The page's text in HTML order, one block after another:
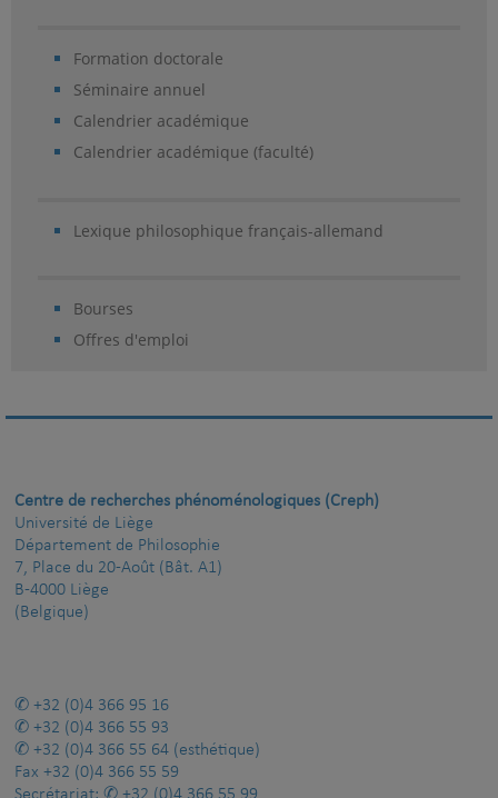
Formation doctorale
Séminaire annuel
Calendrier académique
Calendrier académique (faculté)
Lexique philosophique français-allemand
Bourses
Offres d'emploi
Centre de recherches phénoménologiques (Creph)
Université de Liège
Département de Philosophie
7, Place du 20-Août (Bât. A1)
B-4000 Liège
(Belgique)
+32 (0)4 366 95 16
+32 (0)4 366 55 93
+32 (0)4 366 55 64 (esthétique)
Fax +32 (0)4 366 55 59